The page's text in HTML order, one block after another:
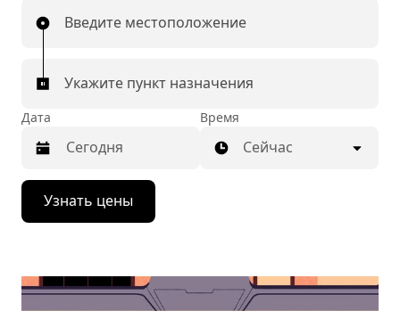
Введите местоположение
Укажите пункт назначения
Дата
Нажмите
стрелку
вниз,
календарю
Время
Сейчас
Узнать цены